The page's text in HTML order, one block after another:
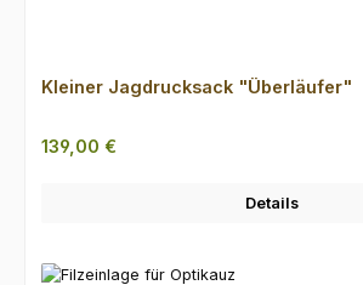
Kleiner Jagdrucksack "Überläufer"
Regulärer Preis:
139,00 €
Details